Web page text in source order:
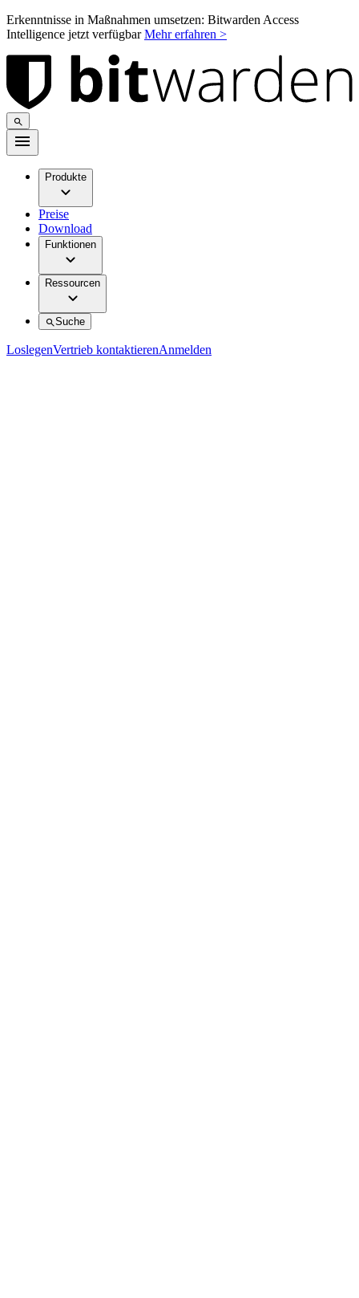
Erkenntnisse in Maßnahmen umsetzen: Bitwarden Access
Intelligence jetzt verfügbarMehr erfahren >
Produkte
Preise
Download
Funktionen
Ressourcen
Suche
LoslegenVertrieb kontaktierenAnmelden